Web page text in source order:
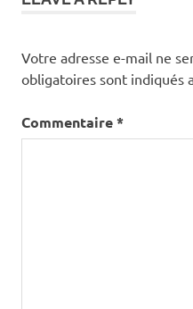
Votre adresse e-mail ne
obligatoires sont indiqués
Commentaire*